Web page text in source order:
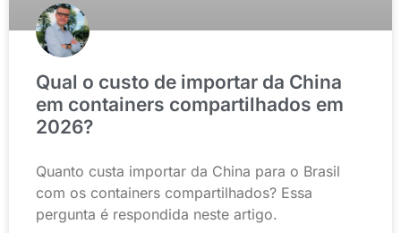
Qual o custo de importar da China
em containers compartilhados em
2026?
Quanto custa importar da China para o Brasil
com os containers compartilhados? Essa
pergunta é respondida neste artigo.